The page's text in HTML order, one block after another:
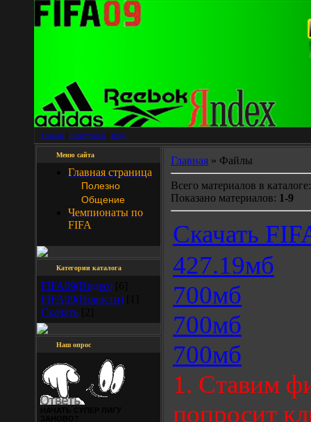
Главная Регистрация Вход
Меню сайта
Главная страница
Полезно
Общение
Чемпионаты по
FIFA
Категории каталога
FIFA09(Видео)
FIFA09(Новости)
Скачать
Наш опрос
Главная » Файлы
Всего материалов в
Показано материалов: 1-9
Скачать
427.19мб
700мб
700мб
700мб
1. Ставим
попросит